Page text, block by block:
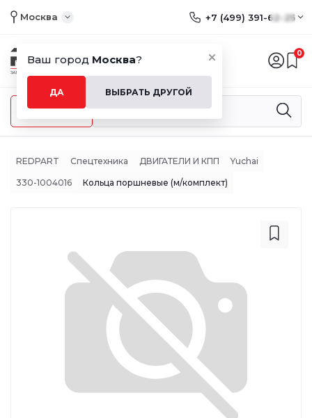
Ваш город Москва?
ДА ВЫБРАТЬ ДРУГОЙ
Москва +7 (499) 391-62-25
0
Меню
REDPART Спецтехника ДВИГАТЕЛИ И КПП Yuchai
330-1004016 Кольца поршневые (м/комплект)